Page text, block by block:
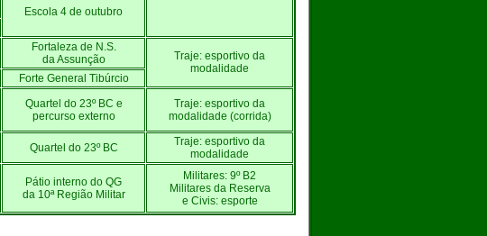
Escola 4 de outubro
Fortaleza de N.S.
da Assunção
Traje: esportivo da
modalidade
Forte General Tibúrcio
Quartel do 23º BC e
percurso externo
Traje: esportivo da
modalidade (corrida)
Quartel do 23º BC
Traje: esportivo da
modalidade
Pátio interno do QG
da 10ª Região Militar
Militares: 9º B2
Militares da Reserva
e Civis: esporte